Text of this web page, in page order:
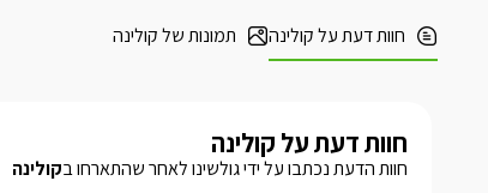
חוות דעת על קולינה
תמונות של קולינה
חוות דעת על קולינה
חוות הדעת נכתבו על ידי גולשינו לאחר שהתארחו בקולינה